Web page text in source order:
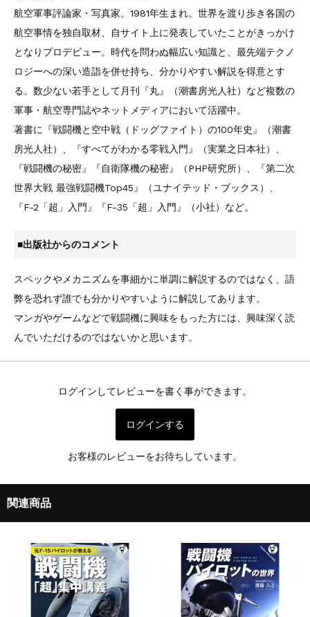
航空軍事評論家・写真家。1981年生まれ。世界を渡り歩き各国の
航空事情を独自取材、自サイト上に発表していたことがきっかけ
となりプロデビュー。時代を問わぬ幅広い知識と、最先端テクノ
ロジーへの深い造詣を併せ持ち、分かりやすい解説を得意とす
る。数少ない若手として月刊『丸』（潮書房光人社）など複数の
軍事・航空専門誌やネットメディアにおいて活躍中。
著書に『戦闘機と空中戦（ドッグファイト）の100年史』（潮書
房光人社）、『すべてがわかる零戦入門』（実業之日本社）、
『戦闘機の秘密』『自衛隊機の秘密』（PHP研究所）、『第二次
世界大戦 最強戦闘機Top45』（ユナイテッド・ブックス）、
『F-2「超」入門』『F-35「超」入門』（小社）など。
■出版社からのコメント
スペックやメカニズムを事細かに単調に解説するのではなく、語
弊を恐れず誰でも分かりやすいように解説してあります。
マンガやゲームなどで戦闘機に興味をもった方には、興味深く読
んでいただけるのではないかと思います。
ログインしてレビューを書く事ができます。
ログインする
お客様のレビューをお待ちしています。
関連商品